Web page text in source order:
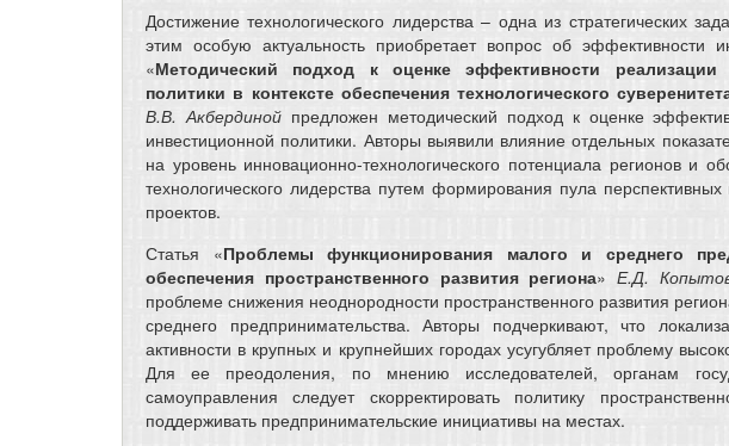
Достижение технологического лидерства – одна из стратегических
этим особую актуальность приобретает вопрос об эффективности
«Методический подход к оценке эффективности реализации
политики в контексте обеспечения технологического
В.В. Акбердинойпредложен методический подход к оценке
инвестиционной политики. Авторы выявили влияние отдельных
на уровень инновационно-технологического потенциала регионов и
технологического лидерства путем формирования пула
проектов.
Статья «Проблемы функционирования малого и среднего
обеспечения пространственного развития региона»Е.Д.
проблеме снижения неоднородности пространственного развития
среднего предпринимательства. Авторы подчеркивают, что
активности в крупных и крупнейших городах усугубляет проблему
Для ее преодоления, по мнению исследователей, органам
самоуправления следует скорректировать политику
поддерживать предпринимательские инициативы на местах.